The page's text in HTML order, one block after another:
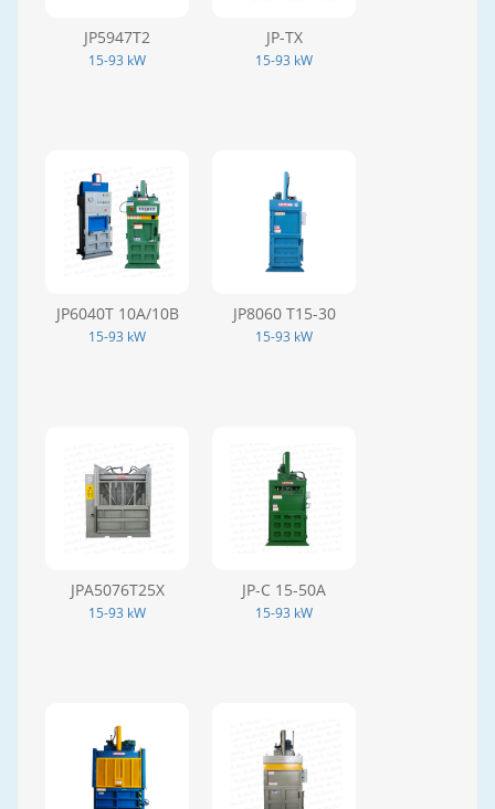
JP5947T2
15-93 kW
JP-TX
15-93 kW
JP6040T 10A/10B
15-93 kW
JP8060 T15-30
15-93 kW
JPA5076T25X
15-93 kW
JP-C 15-50A
15-93 kW